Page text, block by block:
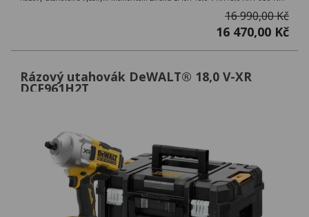
16 990,00 Kč
16 470,00 Kč
Rázový utahovák DeWALT® 18,0 V-XR
DCF961H2T